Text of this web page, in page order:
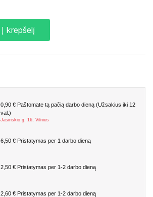
Į krepšelį
0,90 € Paštomate tą pačią darbo dieną (Užsakius iki 12
val.)
Jasinskio g. 16, Vilnius
6,50 € Pristatymas per 1 darbo dieną
2,50 € Pristatymas per 1-2 darbo dieną
2,60 € Pristatymas per 1-2 darbo dieną